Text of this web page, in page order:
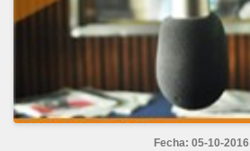
Fecha: 05-10-2016